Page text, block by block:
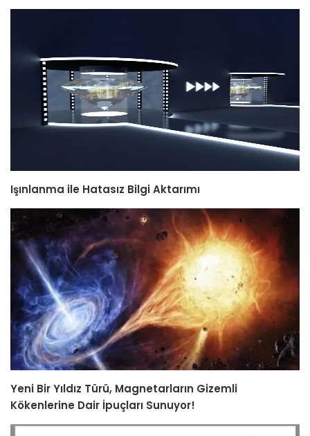
Işınlanma ile Hatasız Bilgi Aktarımı
Yeni Bir Yıldız Türü, Magnetarların Gizemli
Kökenlerine Dair İpuçları Sunuyor!